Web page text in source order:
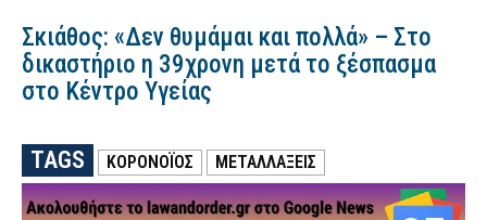
Σκιάθος: «Δεν θυμάμαι και πολλά» – Στο
δικαστήριο η 39χρονη μετά το ξέσπασμα
στο Κέντρο Υγείας
TAGS ΚΟΡΟΝΟΪΟΣ ΜΕΤΑΛΛΑΞΕΙΣ